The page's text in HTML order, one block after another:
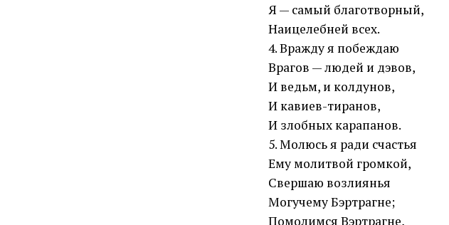
Я — самый благотворный,
Наицелебней всех.
4. Вражду я побеждаю
Врагов — людей и дэвов,
И ведьм, и колдунов,
И кавиев-тиранов,
И злобных карапанов.
5. Молюсь я ради счастья
Ему молитвой громкой,
Свершаю возлиянья
Могучему Бэртрагне;
Помолимся Вэртрагне,